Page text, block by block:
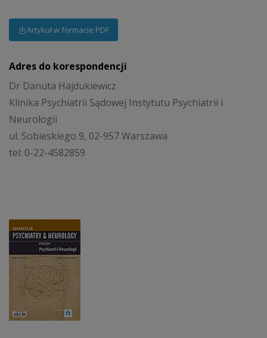
Artykuł w formacie PDF
Adres do korespondencji
Dr Danuta Hajdukiewicz
Klinika Psychiatrii Sądowej Instytutu Psychiatrii i
Neurologii
ul. Sobieskiego 9, 02-957 Warszawa
tel: 0-22-4582859